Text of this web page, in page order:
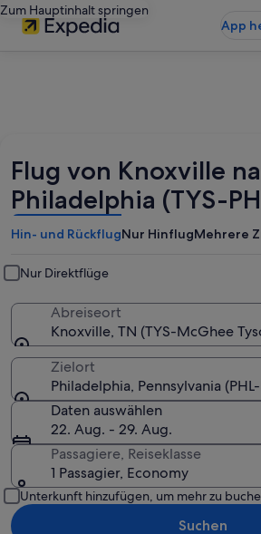
Zum Hauptinhalt springen
App
Flug von Knoxville
Philadelphia (TYS-
Hin- und RückflugNur HinflugMehrere
Nur Direktflüge
Abreiseort
Knoxville, TN (TYS-McGhee
Zielort
Philadelphia, Pennsylvania
Daten auswählen
22. Aug. - 29. Aug.
Passagiere, Reiseklasse
1 Passagier, Economy
Unterkunft hinzufügen, um mehr zu
Suchen